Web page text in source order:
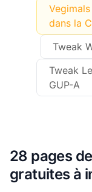
dans la
Tweak
Tweak
GUP-A
28 pages
gratuites à